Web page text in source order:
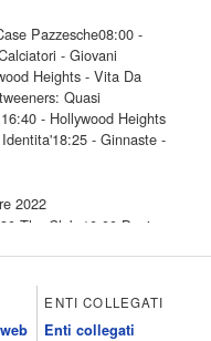
Pazzesche08:00 -
- Giovani
Heights - Vita Da
Quasi
- Hollywood Heights
- Ginnaste -
2022
The Club 10.00 Deejay
All News 19.05 The
Inbox 21.00 Code
ENTI COLLEGATI
Enti collegati